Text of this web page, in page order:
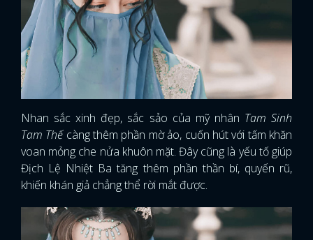
Nhan sắc xinh đẹp, sắc sảo của mỹ nhân Tam Sinh
Tam Thế càng thêm phần mờ ảo, cuốn hút với tấm khăn
voan mỏng che nửa khuôn mặt. Đây cũng là yếu tố giúp
Địch Lệ Nhiệt Ba tăng thêm phần thần bí, quyến rũ,
khiến khán giả chẳng thể rời mắt được.